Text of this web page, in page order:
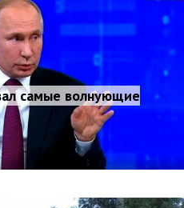
самые волнующие